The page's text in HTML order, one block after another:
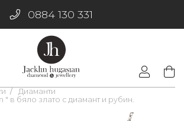
0884 130 331
Диаманти
" в бяло злато с диамант и рубин.